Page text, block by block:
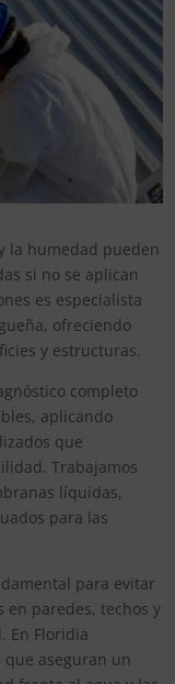
la humedad pueden
si no se aplican
es especialista
ofreciendo
y estructuras.
completo
aplicando
que
Trabajamos
líquidas,
para las
para evitar
en paredes, techos y
En Floridia
que aseguran un